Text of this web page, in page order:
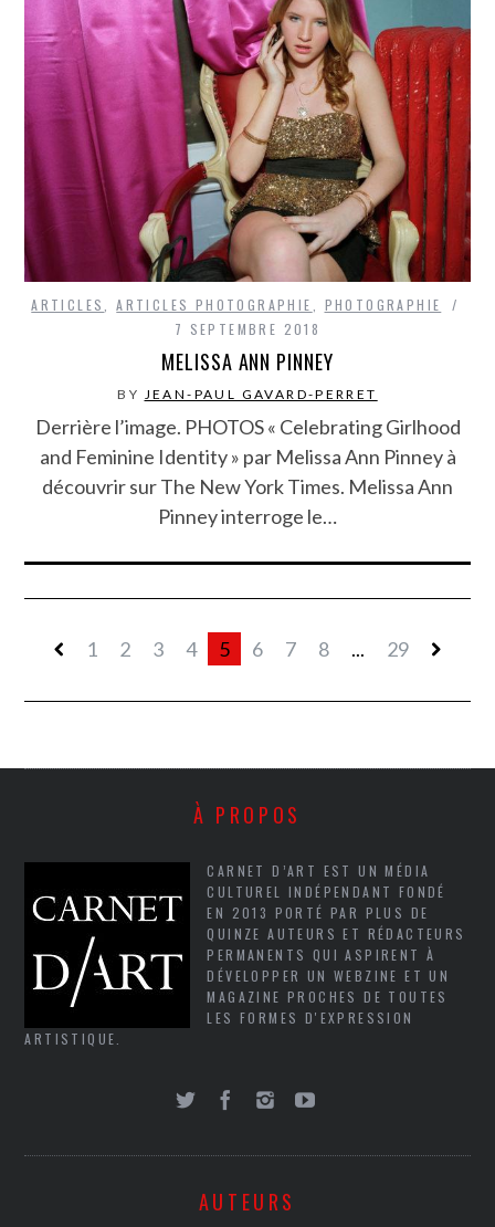
ARTICLES ,ARTICLES PHOTOGRAPHIE
PHOTOGRAPHIE
7 SEPTEMBRE 2018
MELISSA ANN PINNEY
BY JEAN-PAUL GAVARD-PERRET
Derrière l’image. PHOTOS « Celebrating Girlhood
and Feminine Identity » par Melissa Ann Pinney à
découvrir sur The New York Times. Melissa Ann
Pinney interroge le…
1 2 3 4 5 6 7 8 ... 29
À PROPOS
CARNET D’ART EST UN MÉDIA
CULTUREL INDÉPENDANT FONDÉ
EN 2013 PORTÉ PAR PLUS DE
QUINZE AUTEURS ET RÉDACTEURS
PERMANENTS QUI ASPIRENT À
DÉVELOPPER UN WEBZINE ET UN
MAGAZINE PROCHES DE TOUTES
LES FORMES D'EXPRESSION
ARTISTIQUE.
AUTEURS